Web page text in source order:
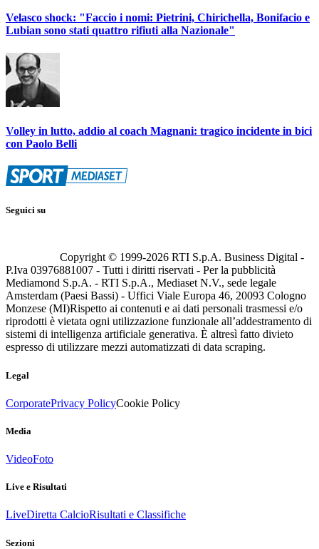
Velasco shock: "Faccio i nomi: Pietrini, Chirichella, Bonifacio e
Lubian sono stati quattro rifiuti alla Nazionale"
Volley in lutto, addio al coach Magnani: tragico incidente in bici
con Paolo Belli
Seguici su
Copyright © 1999-2026 RTI S.p.A. Business Digital -
P.Iva 03976881007 - Tutti i diritti riservati - Per la pubblicità
Mediamond S.p.A. - RTI S.p.A., Mediaset N.V., sede legale
Amsterdam (Paesi Bassi) - Uffici Viale Europa 46, 20093 Cologno
Monzese (MI)Rispetto ai contenuti e ai dati personali trasmessi e/o
riprodotti è vietata ogni utilizzazione funzionale all’addestramento di
sistemi di intelligenza artificiale generativa. È altresì fatto divieto
espresso di utilizzare mezzi automatizzati di data scraping.
Legal
CorporatePrivacy PolicyCookie Policy
Media
VideoFoto
Live e Risultati
LiveDiretta CalcioRisultati e Classifiche
Sezioni